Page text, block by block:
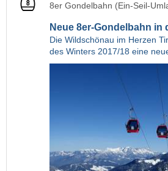
8er Gondelbahn (Ein-Seil-
Neue 8er-Gondelbahn in
Die Wildschönau im Herzen
des Winters 2017/18 eine